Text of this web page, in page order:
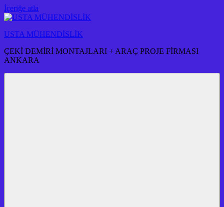
İçeriğe atla
USTA MÜHENDİSLİK
ÇEKİ DEMİRİ MONTAJLARI + ARAÇ PROJE FİRMASI
ANKARA